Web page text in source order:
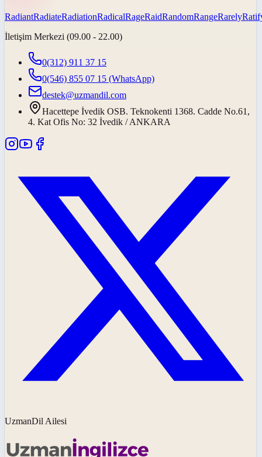
RadiantRadiateRadiationRadicalRageRaidRandomRangeRarely
İletişim Merkezi (09.00 - 22.00)
0(312) 911 37 15
0(546) 855 07 15 (WhatsApp)
destek@uzmandil.com
Hacettepe İvedik OSB. Teknokenti 1368. Cadde No.61,
4. Kat Ofis No: 32 İvedik / ANKARA
UzmanDil Ailesi